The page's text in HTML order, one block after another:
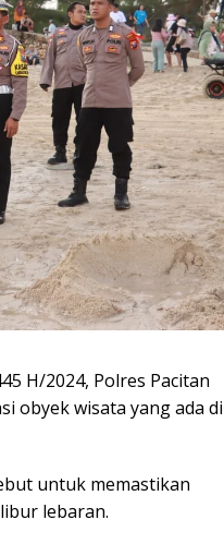
H/2024, Polres Pacitan
obyek wisata yang ada di
untuk memastikan
lebaran.